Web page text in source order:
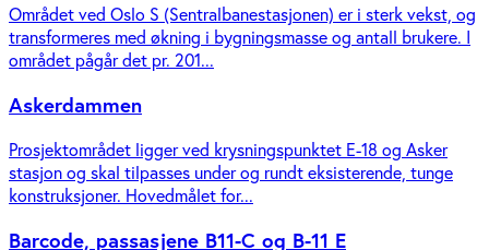
Området ved Oslo S (Sentralbanestasjonen) er i sterk vekst, og
transformeres med økning i bygningsmasse og antall brukere. I
området pågår det pr. 201...
Askerdammen
Prosjektområdet ligger ved krysningspunktet E-18 og Asker
stasjon og skal tilpasses under og rundt eksisterende, tunge
konstruksjoner. Hovedmålet for...
Barcode, passasjene B11-C og B-11 E